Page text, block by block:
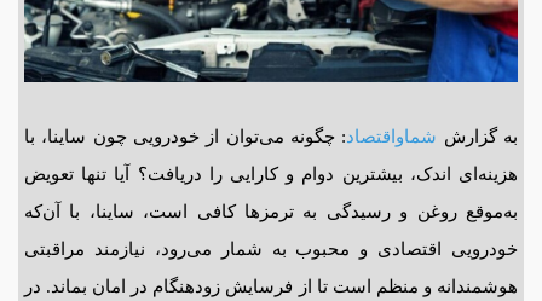
به گزارش شماواقتصاد: چگونه می‌توان از خودرویی چون ساینا، با
هزینه‌ای اندک، بیشترین دوام و کارایی را دریافت؟ آیا تنها تعویض
به‌موقع روغن و رسیدگی به ترمزها کافی‌ است، ساینا، با آن‌که
خودرویی اقتصادی و محبوب به شمار می‌رود، نیازمند مراقبتی
هوشمندانه و منظم است تا از فرسایش زودهنگام در امان بماند. در